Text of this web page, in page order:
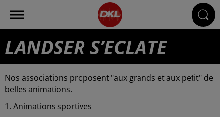
LANDSER S’ECLATE
Nos associations proposent "aux grands et aux petit" de
belles animations.
1. Animations sportives